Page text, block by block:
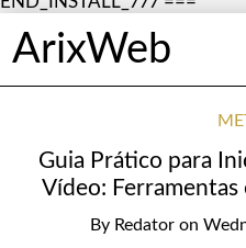
ArixWeb
Guia Prático para
Vídeo: Ferramentas
By Redator on